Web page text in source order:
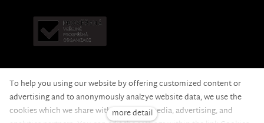
To help you using our website by offering customized content or
advertising and to anonymously analzye website data, we use the
cookies which we share with our social media, advertising, and
more detail